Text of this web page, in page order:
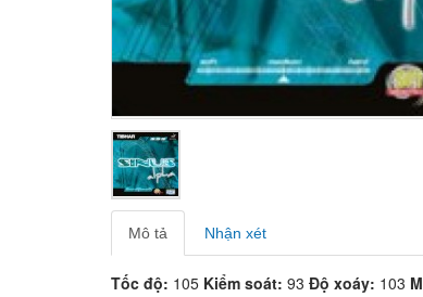
Mô tả Nhận xét
Tốc độ: 105 Kiểm soát: 93 Độ xoáy: 103